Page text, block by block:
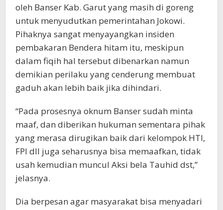
oleh Banser Kab. Garut yang masih di goreng
untuk menyudutkan pemerintahan Jokowi.
Pihaknya sangat menyayangkan insiden
pembakaran Bendera hitam itu, meskipun
dalam fiqih hal tersebut dibenarkan namun
demikian perilaku yang cenderung membuat
gaduh akan lebih baik jika dihindari.
“Pada prosesnya oknum Banser sudah minta
maaf, dan diberikan hukuman sementara pihak
yang merasa dirugikan baik dari kelompok HTI,
FPI dll juga seharusnya bisa memaafkan, tidak
usah kemudian muncul Aksi bela Tauhid dst,”
jelasnya.
Dia berpesan agar masyarakat bisa menyadari